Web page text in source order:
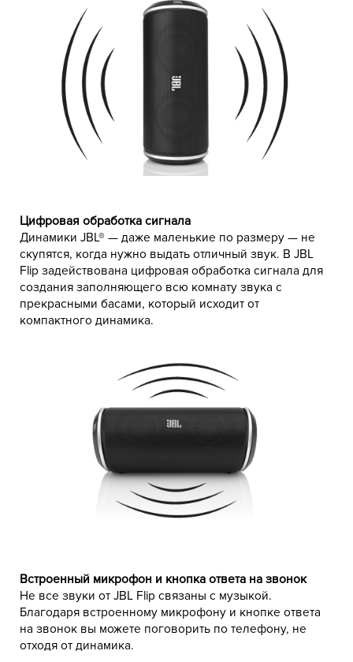
Цифровая обработка сигнала
Динамики JBL® — даже маленькие по размеру — не
скупятся, когда нужно выдать отличный звук. В JBL
Flip задействована цифровая обработка сигнала для
создания заполняющего всю комнату звука с
прекрасными басами, который исходит от
компактного динамика.
Встроенный микрофон и кнопка ответа на звонок
Не все звуки от JBL Flip связаны с музыкой.
Благодаря встроенному микрофону и кнопке ответа
на звонок вы можете поговорить по телефону, не
отходя от динамика.